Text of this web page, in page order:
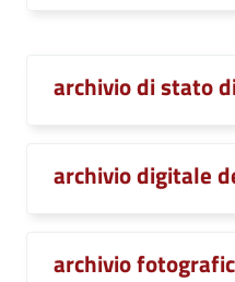
archivio di stato
archivio digitale
archivio